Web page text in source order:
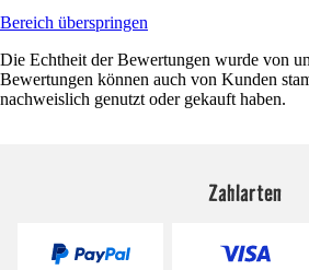
Bereich überspringen
Die Echtheit der Bewertungen wurde von
Bewertungen können auch von Kunden
nachweislich genutzt oder gekauft haben.
Zahlarten